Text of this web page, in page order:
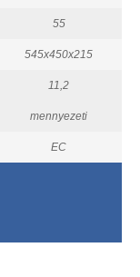
55
545x450x215
11,2
mennyezeti
EC